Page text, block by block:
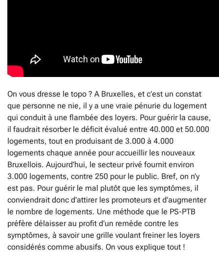
On vous dresse le topo ? A Bruxelles, et c’est un constat
que personne ne nie, il y a une vraie pénurie du logement
qui conduit à une flambée des loyers. Pour guérir la cause,
il faudrait résorber le déficit évalué entre 40.000 et 50.000
logements, tout en produisant de 3.000 à 4.000
logements chaque année pour accueillir les nouveaux
Bruxellois. Aujourd’hui, le secteur privé fournit environ
3.000 logements, contre 250 pour le public. Bref, on n’y
est pas. Pour guérir le mal plutôt que les symptômes, il
conviendrait donc d’attirer les promoteurs et d’augmenter
le nombre de logements. Une méthode que le PS-PTB
préfère délaisser au profit d’un remède contre les
symptômes, à savoir une grille voulant freiner les loyers
considérés comme abusifs. On vous explique tout !